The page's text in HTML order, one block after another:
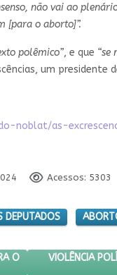
não vai ao
[para o aborto]”.
polêmico”, e que “se
um
noblat/as-
Acessos: 5303
DEPUTADOS
ABORTO PARA O 2º
O
PRÓXIMO
VIOLÊNCIA